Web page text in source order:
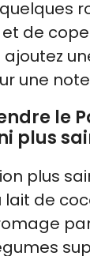
de
une
le
plus
plus
de